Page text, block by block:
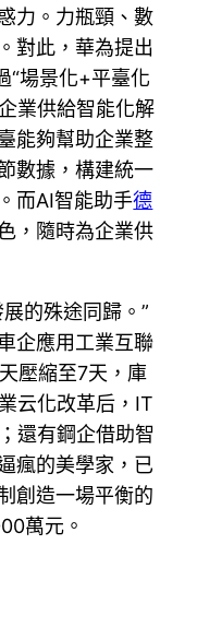
力。力瓶頸、數
對此，華為提出
“場景化+平臺化
業供給智能化解
能夠幫助企業整
數據，構建統一
而AI智能助手德
，隨時為企業供
的殊途同歸。”
企應用工業互聯
壓縮至7天，庫
云化改革后，IT
還有鋼企借助智
瘋的美學家，已
創造一場平衡的
萬元。